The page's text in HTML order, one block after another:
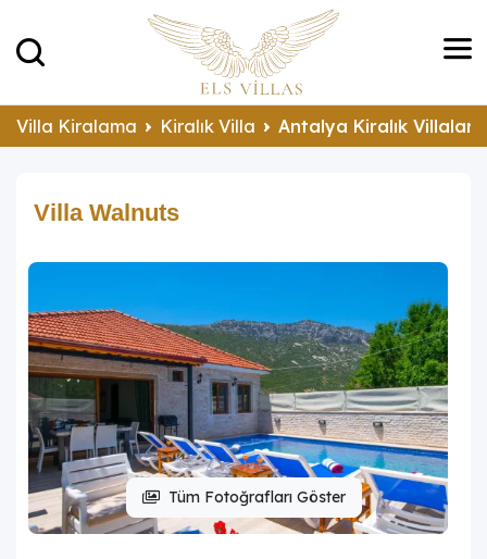
Villa Kiralama Kiralık Villa Antalya Kiralık Villalar
Villa Walnuts
Tüm Fotoğrafları Göster